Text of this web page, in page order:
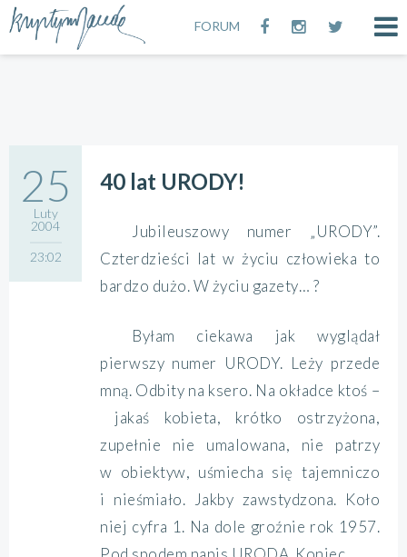
FORUM
25
Luty
2004
23:02
40 lat URODY!
Jubileuszowy numer „URODY”.
Czterdzieści lat w życiu człowieka to
bardzo dużo. W życiu gazety… ?
Byłam ciekawa jak wyglądał
pierwszy numer URODY. Leży przede
mną. Odbity na ksero. Na okładce ktoś –
jakaś kobieta, krótko ostrzyżona,
zupełnie nie umalowana, nie patrzy
w obiektyw, uśmiecha się tajemniczo
i nieśmiało. Jakby zawstydzona. Koło
niej cyfra 1. Na dole groźnie rok 1957.